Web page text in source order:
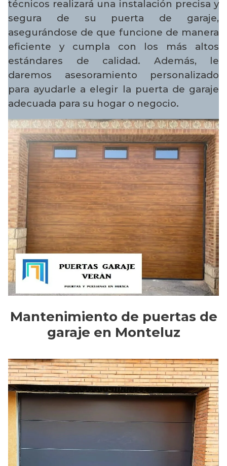
técnicos realizará una instalación precisa y
segura de su puerta de garaje,
asegurándose de que funcione de manera
eficiente y cumpla con los más altos
estándares de calidad. Además, le
daremos asesoramiento personalizado
para ayudarle a elegir la puerta de garaje
adecuada para su hogar o negocio.
Mantenimiento de puertas de
garaje en Monteluz